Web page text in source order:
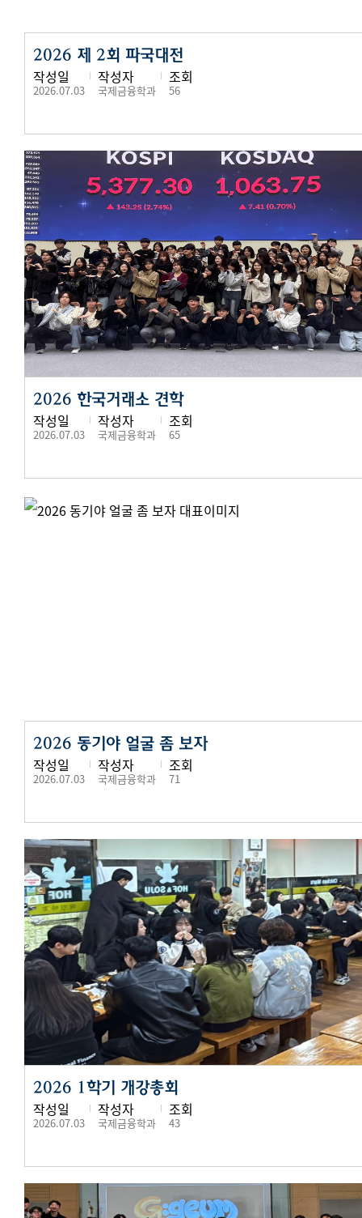
2026 제 2회 파국대전
작성일
2026.07.03
작성자
국제금융학과
조회
56
2026 한국거래소 견학
작성일
2026.07.03
작성자
국제금융학과
조회
65
2026 동기야 얼굴 좀 보자
작성일
2026.07.03
작성자
국제금융학과
조회
71
2026 1학기 개강총회
작성일
2026.07.03
작성자
국제금융학과
조회
43